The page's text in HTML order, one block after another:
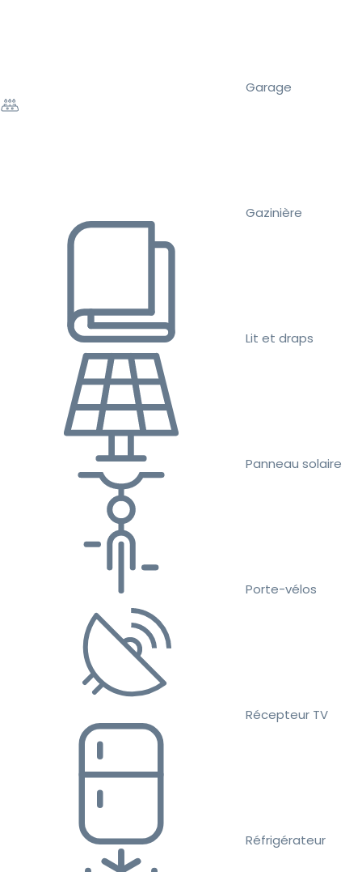
Garage
Gazinière
Lit et draps
Panneau solaire
Porte-vélos
Récepteur TV
Réfrigérateur